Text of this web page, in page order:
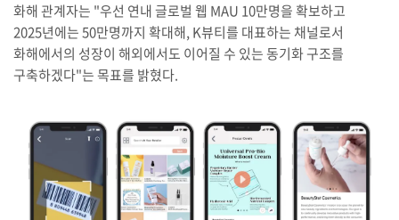
화해 관계자는 "우선 연내 글로벌 웹 MAU 10만명을 확보하고
2025년에는 50만명까지 확대해, K뷰티를 대표하는 채널로서
화해에서의 성장이 해외에서도 이어질 수 있는 동기화 구조를
구축하겠다"는 목표를 밝혔다.